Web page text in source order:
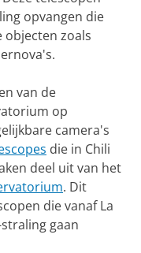
opvangen die
zoals
van de
op
camera's
die in Chili
deel uit van het
. Dit
die vanaf La
gaan